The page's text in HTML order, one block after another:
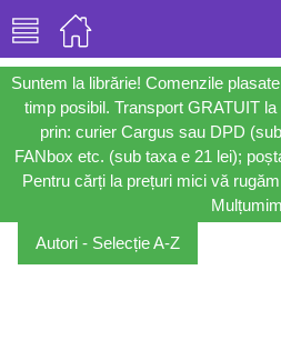
Suntem la librărie! Comenzile
timp posibil. Transport GRATUIT
prin: curier Cargus sau DPD
FANbox etc. (sub taxa e 21 lei);
Pentru cărți la prețuri mici vă
Autori - Selecție A-Z